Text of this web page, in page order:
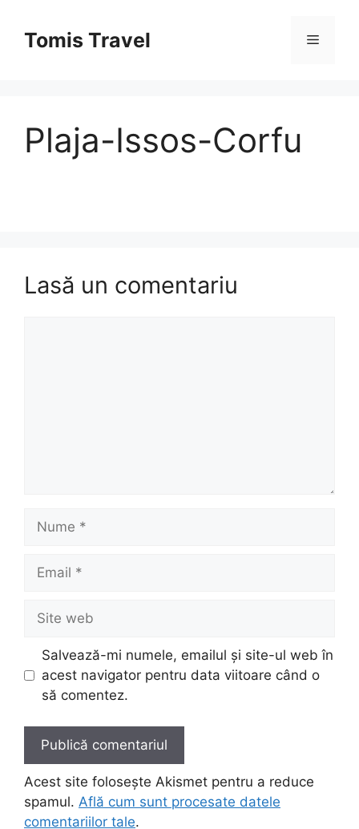
conținutTomis Travel Meniu
Plaja-Issos-Corfu
Lasă un comentariu
Nume
Email
Site
web
Salvează-mi numele, emailul și site-ul web în
acest navigator pentru data viitoare când o
să comentez.
Acest site folosește Akismet pentru a reduce
spamul. Află cum sunt procesate datele
comentariilor tale.